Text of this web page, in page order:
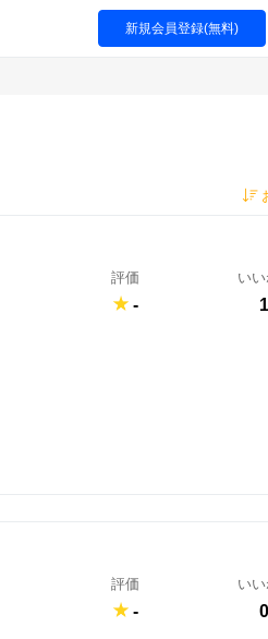
新規会員登録(無料)
評価
-
い
1
評価
-
い
0